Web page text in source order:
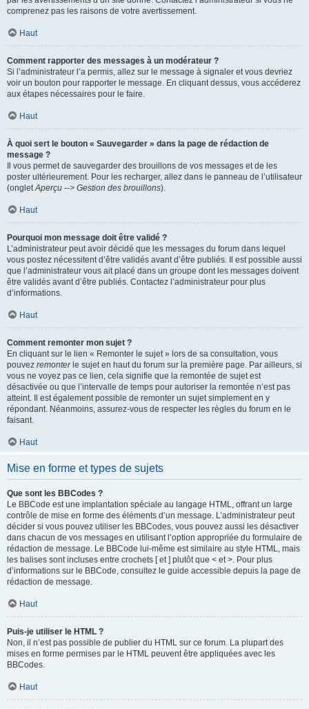
comprenez pas les raisons de votre avertissement.
Haut
Comment rapporter des messages à un modérateur ?
Si l’administrateur l’a permis, allez sur le message à signaler et vous devriez
voir un bouton pour rapporter le message. En cliquant dessus, vous accéderez
aux étapes nécessaires pour le faire.
Haut
À quoi sert le bouton « Sauvegarder » dans la page de rédaction de
message ?
Il vous permet de sauvegarder des brouillons de vos messages et de les
poster ultérieurement. Pour les recharger, allez dans le panneau de l’utilisateur
(ongletAperçu --> Gestion des brouillons).
Haut
Pourquoi mon message doit être validé ?
L’administrateur peut avoir décidé que les messages du forum dans lequel
vous postez nécessitent d’être validés avant d’être publiés. Il est possible aussi
que l’administrateur vous ait placé dans un groupe dont les messages doivent
être validés avant d’être publiés. Contactez l’administrateur pour plus
d’informations.
Haut
Comment remonter mon sujet ?
En cliquant sur le lien « Remonter le sujet » lors de sa consultation, vous
pouvez remonterle sujet en haut du forum sur la première page. Par ailleurs, si
vous ne voyez pas ce lien, cela signifie que la remontée de sujet est
désactivée ou que l’intervalle de temps pour autoriser la remontée n’est pas
atteint. Il est également possible de remonter un sujet simplement en y
répondant. Néanmoins, assurez-vous de respecter les règles du forum en le
faisant.
Haut
Mise en forme et types de sujets
Que sont les BBCodes ?
Le BBCode est une implantation spéciale au langage HTML, offrant un large
contrôle de mise en forme des éléments d’un message. L’administrateur peut
décider si vous pouvez utiliser les BBCodes, vous pouvez aussi les désactiver
dans chacun de vos messages en utilisant l’option appropriée du formulaire de
rédaction de message. Le BBCode lui-même est similaire au style HTML, mais
les balises sont incluses entre crochets [ et ] plutôt que < et >. Pour plus
d’informations sur le BBCode, consultez le guide accessible depuis la page de
rédaction de message.
Haut
Puis-je utiliser le HTML ?
Non, il n’est pas possible de publier du HTML sur ce forum. La plupart des
mises en forme permises par le HTML peuvent être appliquées avec les
BBCodes.
Haut